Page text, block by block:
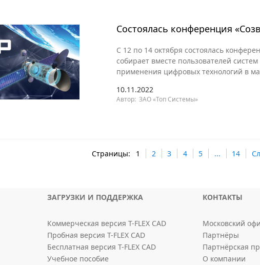
Состоялась конференция
С 12 по 14 октября состоялась
собирает вместе пользователей
применения цифровых технологий в
10.11.2022
Автор: ЗАО «Топ Системы»
Страницы: 1 2 3 4 5 ... 14
ЗАГРУЗКИ И ПОДДЕРЖКА
Коммерческая версия T-FLEX CAD
Пробная версия T-FLEX CAD
Бесплатная версия T-FLEX CAD
Учебное пособие
КОНТАКТЫ
Московский
Партнёры
Партнёрская
О компании